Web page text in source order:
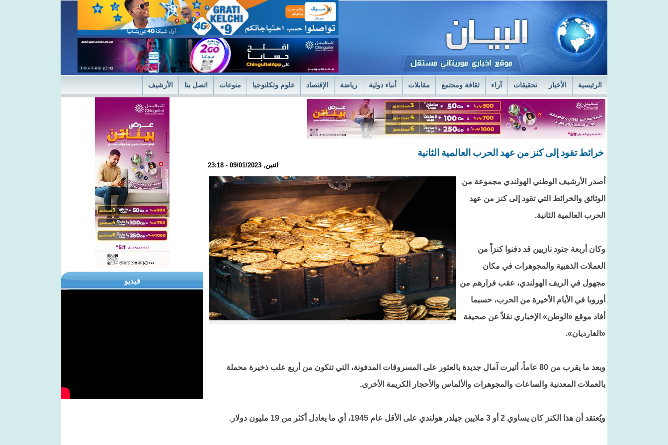
الرئيسية الأخبار تحقيقات آراء ثقافة ومجتمع مقابلات أنباء دولية رياضة الإقتصاد علوم وتكلنوجيا منوعات اتصل بنا الأرشيف
السفير الروسي في نواكشوط يزور مركز الصحراء المستشفى العسكري بنواكشوط يعلن استئناف علاج حصى الكلى بتقنية الليزر الحديثة
قائد أركان الجيوش يعاين الخدمات الطبية في المستشفى العسكري وزير الصحةً يترأس اجتماعا استثنائيا للديوان الموسع لتسليم جوائز "التميز" في نسختها الأولى 2024
فيديو
خرائط تقود إلى كنز من عهد الحرب العالمية الثانية
اثنين, 09/01/2023 - 23:18
أصدر الأرشيف الوطني الهولندي مجموعة من
الوثائق والخرائط التي تقود إلى كنز من عهد
الحرب العالمية الثانية.
وكان أربعة جنود نازيين قد دفنوا كنزاً من
العملات الذهبية والمجوهرات في مكان
مجهول في الريف الهولندي، عقب فرارهم من
أوروبا في الأيام الأخيرة من الحرب، حسبما
أفاد موقع «الوطن» الإخباري نقلاً عن صحيفة
«الغارديان».
وبعد ما يقرب من 80 عاماً، أثيرت آمال جديدة بالعثور على المسروقات المدفونة، التي تتكون من أربع علب ذخيرة محملة
بالعملات المعدنية والساعات والمجوهرات والألماس والأحجار الكريمة الأخرى.
ويُعتقد أن هذا الكنز كان يساوي 2 أو 3 ملايين جيلدر هولندي على الأقل عام 1945، أي ما يعادل أكثر من 19 مليون دولار.